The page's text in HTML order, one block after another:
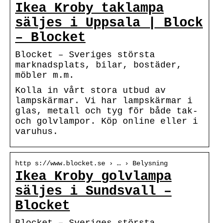
Ikea Kroby taklampa
säljes i Uppsala | Block
– Blocket
Blocket – Sveriges största
marknadsplats, bilar, bostäder,
möbler m.m.
Kolla in vårt stora utbud av
lampskärmar. Vi har lampskärmar i
glas, metall och tyg för både tak-
och golvlampor. Köp online eller i
varuhus.
http s://www.blocket.se › … › Belysning
Ikea Kroby golvlampa
säljes i Sundsvall –
Blocket